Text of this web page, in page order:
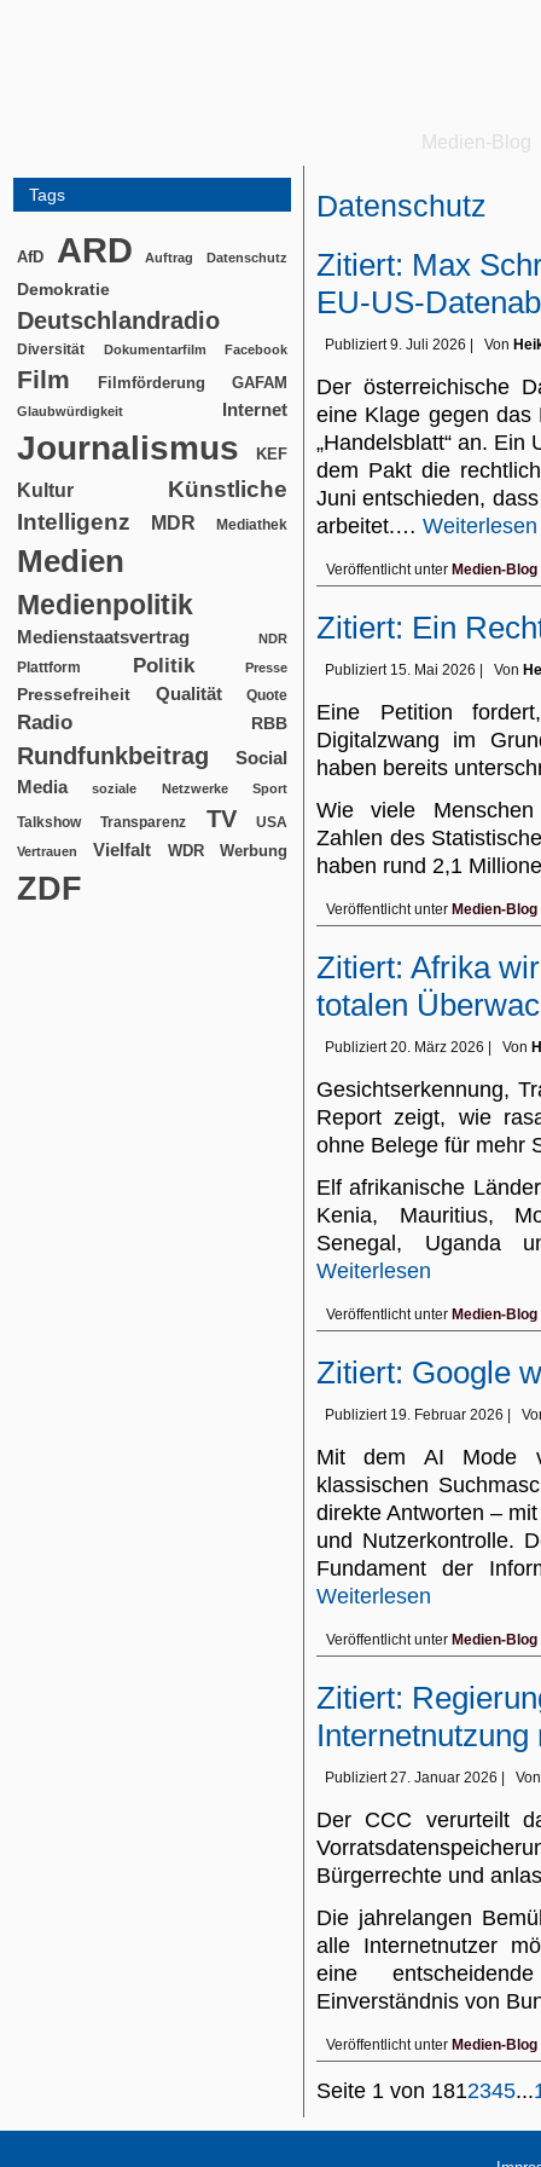
Medien-Blog
Tags
AfD ARD Auftrag Datenschutz
Demokratie
Deutschlandradio
Diversität Dokumentarfilm Facebook
Film Filmförderung GAFAM
Glaubwürdigkeit Internet
Journalismus KEF
Kultur
Künstliche
Intelligenz
MDR Mediathek
Medien
Medienpolitik
Medienstaatsvertrag NDR
Plattform Politik Presse
Pressefreiheit Qualität Quote
Radio RBB
Rundfunkbeitrag
Social
Media
soziale Netzwerke Sport
Talkshow Transparenz TV USA
Vertrauen Vielfalt WDR Werbung
ZDF
Datenschutz
Zitiert: Max
EU-US-
Publiziert 9. Juli 2026 Von
Der österreichische
eine Klage gegen das
„Handelsblatt“ an. Ein
dem Pakt die
Juni entschieden,
arbeitet.… Weiterlesen
Veröffentlicht unter Medien-Blog
Zitiert: Ein
Publiziert 15. Mai 2026 Von
Eine Petition
Digitalzwang im
haben bereits
Wie viele
Zahlen des
haben rund 2,1
Veröffentlicht unter Medien-Blog
Zitiert: Afrika
totalen
Publiziert 20. März 2026 Von
Gesichtserkennung,
Report zeigt, wie
ohne Belege für mehr
Elf afrikanische
Kenia, Mauritius,
Senegal, Uganda
Weiterlesen
Veröffentlicht unter Medien-Blog
Zitiert: Google
Publiziert 19. Februar 2026
Mit dem AI Mode
klassischen
direkte Antworten –
und Nutzerkontrolle.
Fundament der
Weiterlesen
Veröffentlicht unter Medien-Blog
Zitiert:
Internetnutzung
Publiziert 27. Januar 2026 Von
Der CCC verurteilt
Bürgerrechte und
Die jahrelangen
alle Internetnutzer
eine
Einverständnis von
Veröffentlicht unter Medien-Blog
Seite 1 von 1812345...